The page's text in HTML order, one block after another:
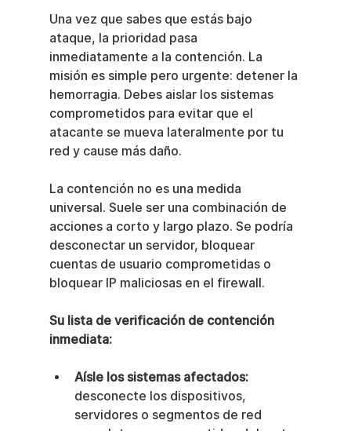
Una vez que sabes que estás bajo
ataque, la prioridad pasa
inmediatamente a la contención. La
misión es simple pero urgente: detener la
hemorragia. Debes aislar los sistemas
comprometidos para evitar que el
atacante se mueva lateralmente por tu
red y cause más daño.
La contención no es una medida
universal. Suele ser una combinación de
acciones a corto y largo plazo. Se podría
desconectar un servidor, bloquear
cuentas de usuario comprometidas o
bloquear IP maliciosas en el firewall.
Su lista de verificación de contención
inmediata:
Aísle los sistemas afectados:
desconecte los dispositivos,
servidores o segmentos de red